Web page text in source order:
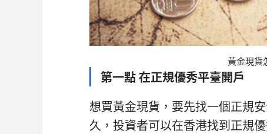
黃金現貨
第一點 在正規優秀平臺開戶
想買黃金現貨，要先找一個正規
久，投資者可以在香港找到正規